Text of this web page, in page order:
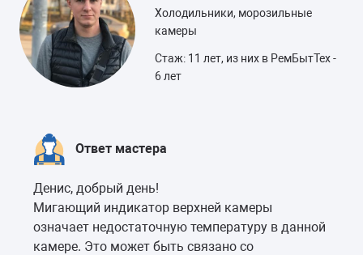
Холодильники, морозильные
камеры
Стаж: 11 лет, из них в РемБытТех -
6 лет
Ответ мастера
Денис, добрый день!
Мигающий индикатор верхней камеры
означает недостаточную температуру в данной
камере. Это может быть связано со